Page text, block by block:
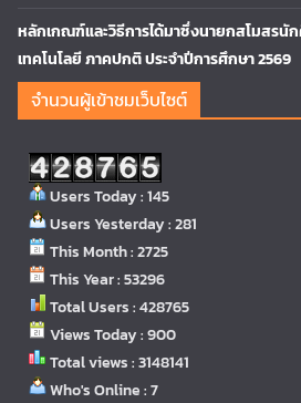
หลักเกณฑ์และวิธีการได้มาซึ่งนายกสโมสรนั
เทคโนโลยี ภาคปกติ ประจำปีการศึกษา 2569
จำนวนผู้เข้าชมเว็บไซต์
Users Today : 145
Users Yesterday : 281
This Month : 2725
This Year : 53296
Total Users : 428765
Views Today : 900
Total views : 3148141
Who's Online : 7